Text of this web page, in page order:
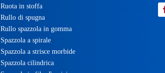
Ruota in stoffa
Rullo di spugna
Rullo spazzola in gomma
Spazzola a spirale
Spazzola a strisce morbide
Spazzola cilindrica